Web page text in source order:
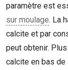
paramètre est
sur moulage. La
calcite et par
peut obtenir.
calcite en bas de